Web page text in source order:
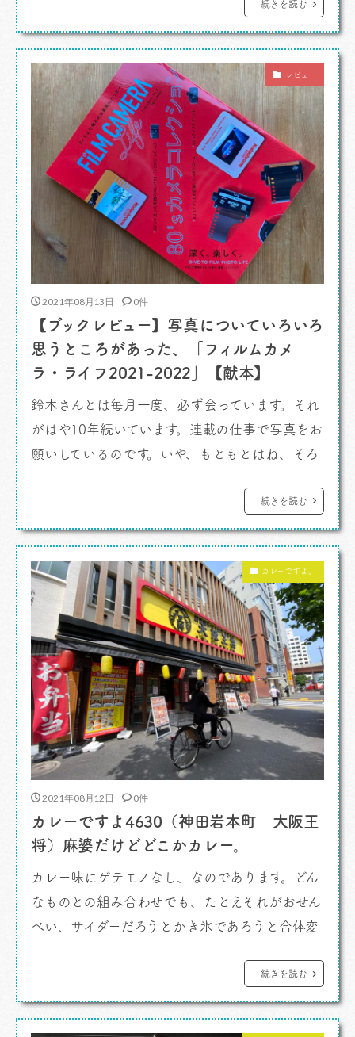
ひと月、ひとり語りでいこうと思います。 前回も
書いたのですが、わたしの番組はやっぱり対面、
拘りたくて、それが自分らしいと思っているんで
すよね。とはいえゲスト […]
続きを読む
レビュー
2021年08月13日 0件
【ブックレビュー】写真についていろいろ
思うところがあった、「フィルムカメ
ラ・ライフ2021-2022」【献本】
鈴木さんとは毎月一度、必ず会っています。それ
がはや10年続いています。連載の仕事で写真をお
願いしているのです。いや、もともとはね、そろ
木さんが作ってくれた企画なのです。もちろん編
集長の西永さんともいっしょに作ってきました。
ってもらっちゃっているのですが、これはもう破
格に贅沢なことなのです。 鈴木 […]
続きを読む
カレーですよ。
2021年08月12日 0件
カレーですよ4630（神田岩本町 大阪王
将）麻婆だけどどこかカレー。
カレー味にゲテモノなし、なのであります。どん
なものとの組み合わせでも、たとえそれがおせん
べい、サイダーだろうとかき氷であろうと合体変
味。 カレーですよ。 午前中から仕事で入っ
てはやもうお昼。デジタルキッチンで仕事をして
続きを読む